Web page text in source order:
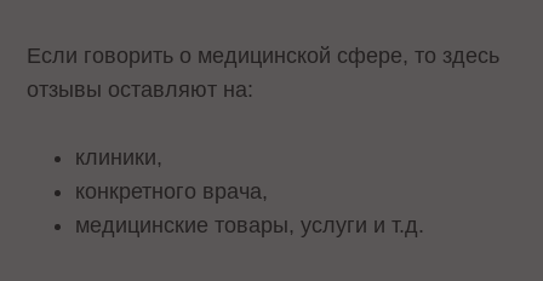
Если говорить о медицинской сфере, то здесь
отзывы оставляют на:
клиники,
конкретного врача,
медицинские товары, услуги и т.д.